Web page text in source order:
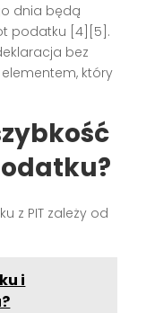
dnia będą
podatku [4][5].
bez
który
z PIT zależy od
i